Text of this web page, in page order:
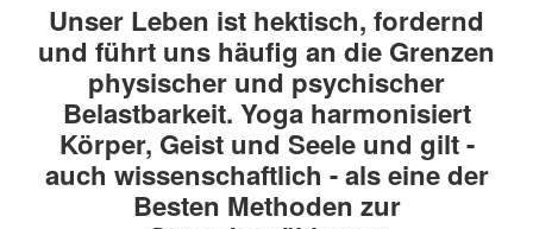
Unser Leben ist hektisch, fordernd
und führt uns häufig an die Grenzen
physischer und psychischer
Belastbarkeit. Yoga harmonisiert
Körper, Geist und Seele und gilt -
auch wissenschaftlich - als eine der
Besten Methoden zur